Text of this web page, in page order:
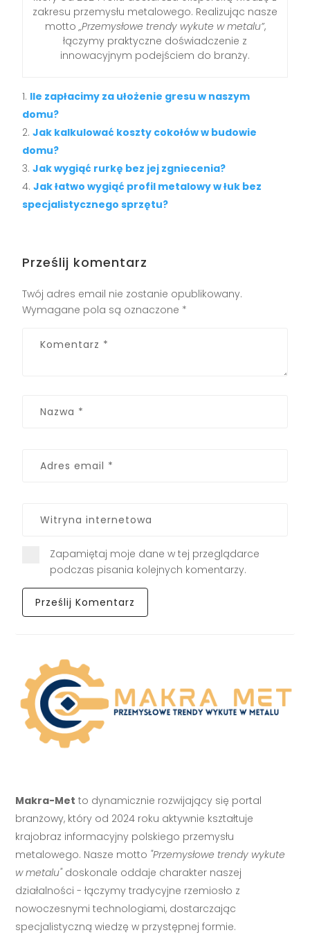
zakresu przemysłu metalowego. Realizując nasze
motto„Przemysłowe trendy wykute w metalu”,
łączymy praktyczne doświadczenie z
innowacyjnym podejściem do branży.
Ile zapłacimy za ułożenie gresu w naszym
domu?
Jak kalkulować koszty cokołów w budowie
domu?
Jak wygiąć rurkę bez jej zgniecenia?
Jak łatwo wygiąć profil metalowy w łuk bez
specjalistycznego sprzętu?
Prześlij komentarz
Twój adres email nie zostanie opublikowany.
Wymagane pola są oznaczone *
Zapamiętaj moje dane w tej przeglądarce
podczas pisania kolejnych komentarzy.
Makra-Met to dynamicznie rozwijający się portal
branżowy, który od 2024 roku aktywnie kształtuje
krajobraz informacyjny polskiego przemysłu
metalowego. Nasze motto "Przemysłowe trendy wykute
w metalu"doskonale oddaje charakter naszej
działalności - łączymy tradycyjne rzemiosło z
nowoczesnymi technologiami, dostarczając
specjalistyczną wiedzę w przystępnej formie.